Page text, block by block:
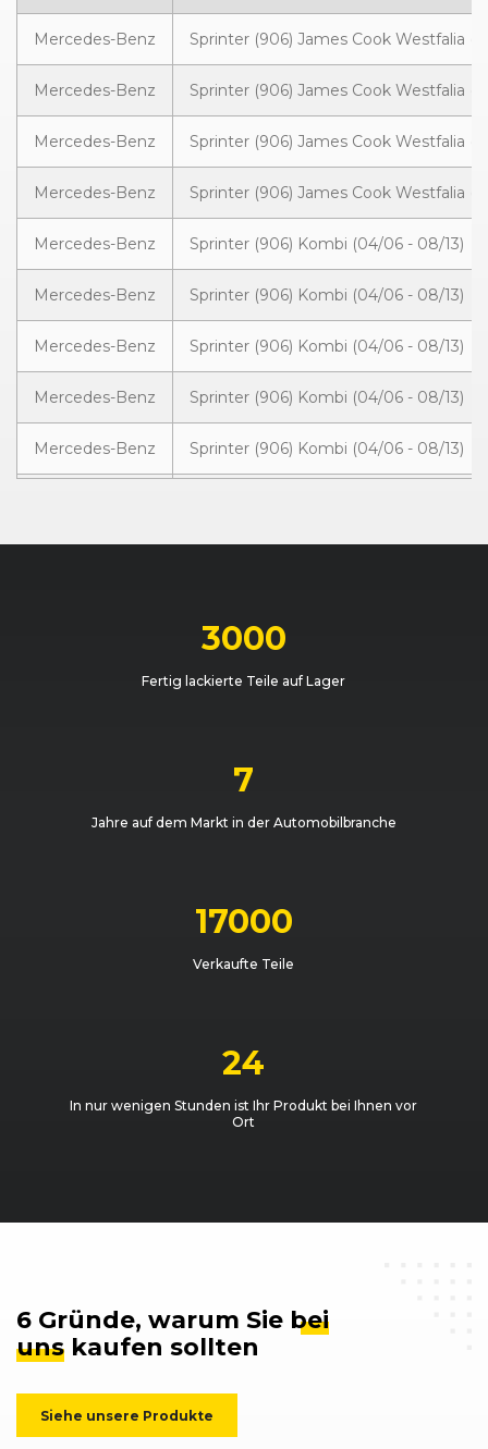
Mercedes-Benz Sprinter (906) James Cook Westfalia
Mercedes-Benz Sprinter (906) James Cook Westfalia
Mercedes-Benz Sprinter (906) James Cook Westfalia
Mercedes-Benz Sprinter (906) James Cook Westfalia
Mercedes-Benz Sprinter (906) Kombi (04/06 - 08/13)
Mercedes-Benz Sprinter (906) Kombi (04/06 - 08/13)
Mercedes-Benz Sprinter (906) Kombi (04/06 - 08/13)
Mercedes-Benz Sprinter (906) Kombi (04/06 - 08/13)
Mercedes-Benz Sprinter (906) Kombi (04/06 - 08/13)
Mercedes-Benz Sprinter (906) Kombi (04/06 - 08/13)
Sprinter (906) Kombi (04/06 - 08/13)
Sprinter (906) Kombi (04/06 - 08/13)
3000
Fertig lackierte Teile auf Lager
7
Jahre auf dem Markt in der Automobilbranche
17000
Verkaufte Teile
24
In nur wenigen Stunden ist Ihr Produkt bei Ihnen vor
Ort
6 Gründe, warum Sie bei
uns kaufen sollten
Siehe unsere Produkte